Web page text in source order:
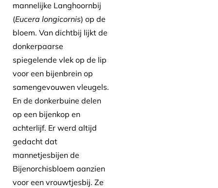
mannelijke Langhoornbij
(Eucera longicornis) op de
bloem. Van dichtbij lijkt de
donkerpaarse
spiegelende vlek op de lip
voor een bijenbrein op
samengevouwen vleugels.
En de donkerbuine delen
op een bijenkop en
achterlijf. Er werd altijd
gedacht dat
mannetjesbijen de
Bijenorchisbloem aanzien
voor een vrouwtjesbij. Ze